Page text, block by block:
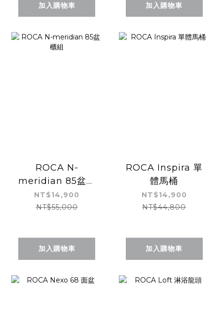
加入購物車 加入購物車
ROCA N-
meridian 85盆櫃
組
NT$14,900
NT$55,000
加入購物車
ROCA Inspira 單
體馬桶
NT$14,900
NT$44,800
加入購物車